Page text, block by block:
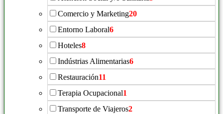
Comercio y Marketing20
Entorno Laboral6
Hoteles8
Indústrias Alimentarias6
Restauración11
Terapia Ocupacional1
Transporte de Viajeros2